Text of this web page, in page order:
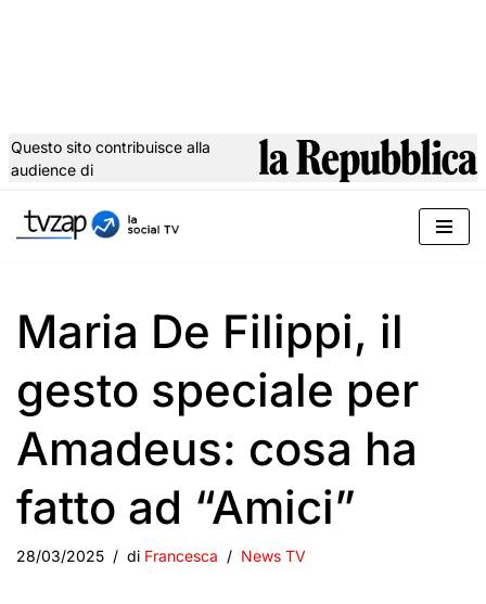
al
Questo sito contribuisce alla
audience di
Maria De Filippi, il
gesto speciale per
Amadeus: cosa ha
fatto ad “Amici”
28/03/2025 di Francesca News TV